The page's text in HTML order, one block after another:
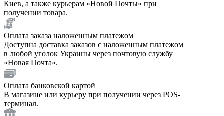
Киев, а также курьерам «Новой Почты» при
получении товара.
Оплата заказа наложенным платежом
Доступна доставка заказов с наложенным платежом
в любой уголок Украины через почтовую службу
«Новая Почта».
Оплата банковской картой
В магазине или курьеру при получении через POS-
терминал.